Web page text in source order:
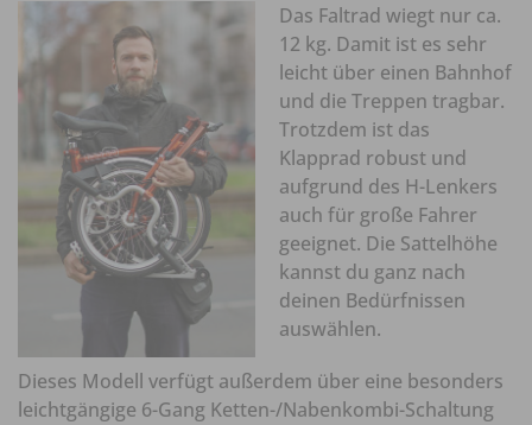
Das Faltrad wiegt nur ca.
12 kg. Damit ist es sehr
leicht über einen Bahnhof
und die Treppen tragbar.
Trotzdem ist das
Klapprad robust und
aufgrund des H-Lenkers
auch für große Fahrer
geeignet. Die Sattelhöhe
kannst du ganz nach
deinen Bedürfnissen
auswählen.
Dieses Modell verfügt außerdem über eine besonders
leichtgängige 6-Gang Ketten-/Nabenkombi-Schaltung